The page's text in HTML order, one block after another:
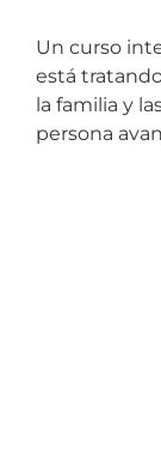
Un curso
está
la familia y
persona